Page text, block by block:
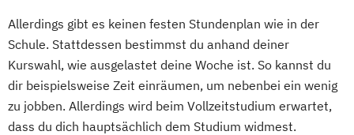
Schmerzmanagement in der Pflege
Verfahrenspfleger
Allerdings gibt es keinen festen Stundenplan wie in der
Schule. Stattdessen bestimmst du anhand deiner
Kurswahl, wie ausgelastet deine Woche ist. So kannst du
dir beispielsweise Zeit einräumen, um nebenbei ein wenig
zu jobben. Allerdings wird beim Vollzeitstudium erwartet,
dass du dich hauptsächlich dem Studium widmest.